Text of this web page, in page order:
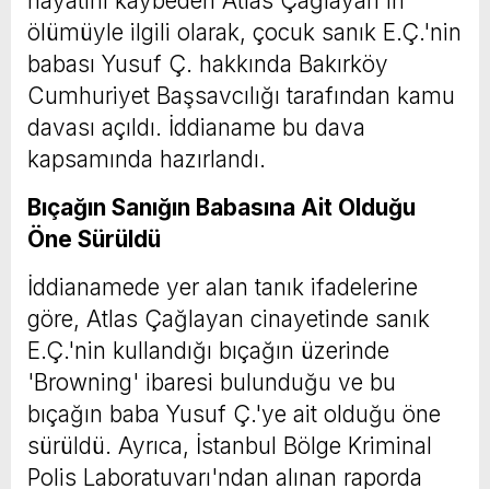
ölümüyle ilgili olarak, çocuk sanık E.Ç.'nin
babası Yusuf Ç. hakkında Bakırköy
Cumhuriyet Başsavcılığı tarafından kamu
davası açıldı. İddianame bu dava
kapsamında hazırlandı.
Bıçağın Sanığın Babasına Ait Olduğu
Öne Sürüldü
İddianamede yer alan tanık ifadelerine
göre, Atlas Çağlayan cinayetinde sanık
E.Ç.'nin kullandığı bıçağın üzerinde
'Browning' ibaresi bulunduğu ve bu
bıçağın baba Yusuf Ç.'ye ait olduğu öne
sürüldü. Ayrıca, İstanbul Bölge Kriminal
Polis Laboratuvarı'ndan alınan raporda